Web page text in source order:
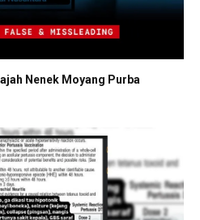
Nenek Moyang Purba